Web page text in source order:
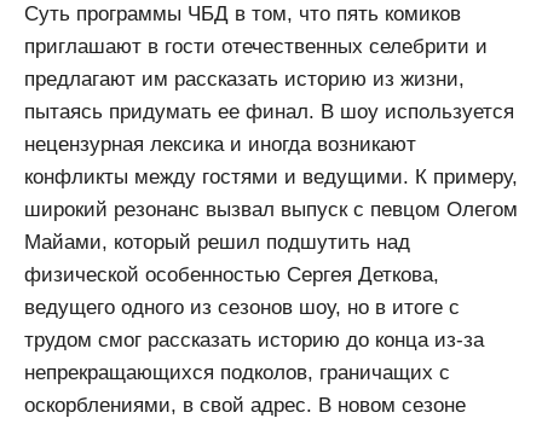
Суть программы ЧБД в том, что пять комиков
приглашают в гости отечественных селебрити и
предлагают им рассказать историю из жизни,
пытаясь придумать ее финал. В шоу используется
нецензурная лексика и иногда возникают
конфликты между гостями и ведущими. К примеру,
широкий резонанс вызвал выпуск с певцом Олегом
Майами, который решил подшутить над
физической особенностью Сергея Деткова,
ведущего одного из сезонов шоу, но в итоге с
трудом смог рассказать историю до конца из-за
непрекращающихся подколов, граничащих с
оскорблениями, в свой адрес. В новом сезоне